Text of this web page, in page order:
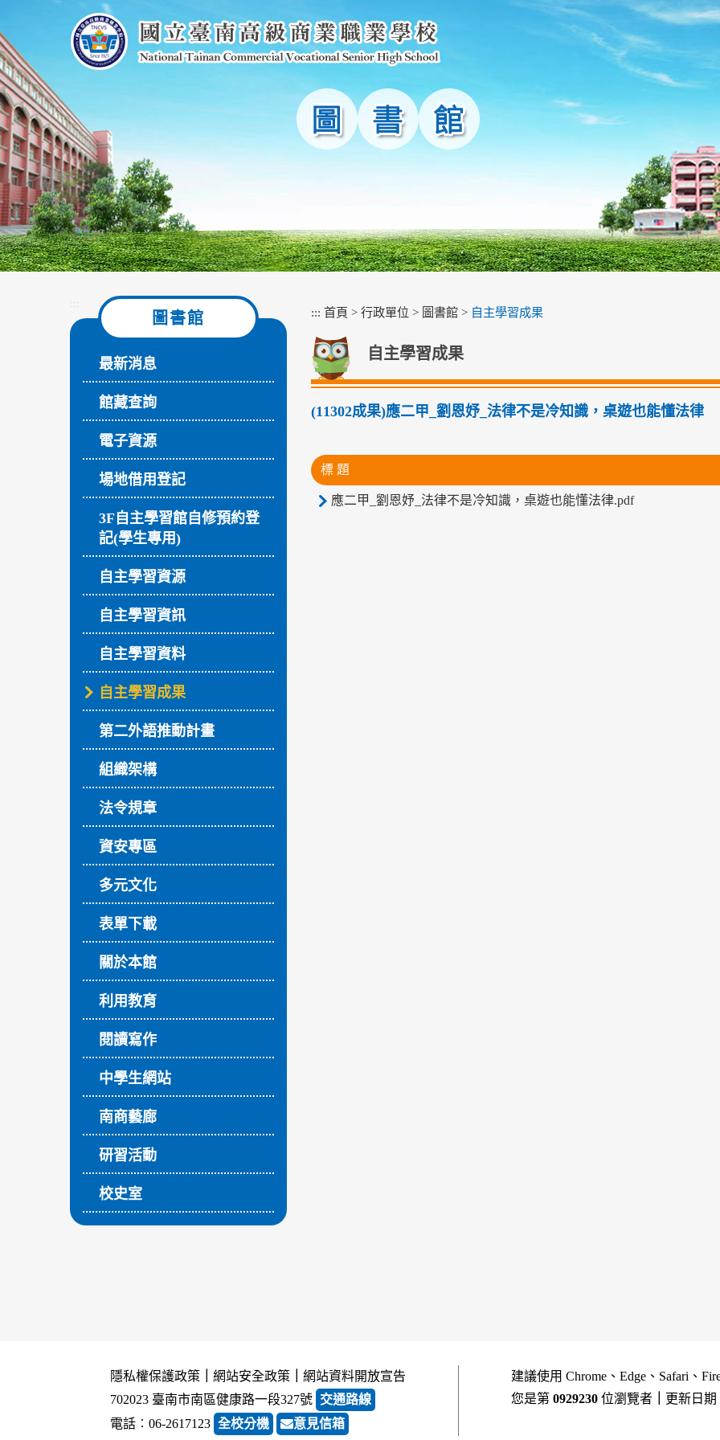
主
要
內
容
區
塊
:::
圖書館
最新消息
館藏查詢
電子資源
場地借用登記
3F自主學習館自修預約登
記(學生專用)
自主學習資源
自主學習資訊
自主學習資料
自主學習成果
第二外語推動計畫
組織架構
法令規章
資安專區
多元文化
表單下載
關於本館
利用教育
閱讀寫作
中學生網站
南商藝廊
研習活動
校史室
::: 首頁 > 行政單位 > 圖書館 > 自主學習成果
自主學習成果
(11302成果)應二甲_劉恩妤_法律不是冷知識，桌遊也能懂法律
標 題
應二甲_劉恩妤_法律不是冷知識，桌遊也能懂法律.pdf
隱私權保護政策 網站安全政策
網站資料開放宣告
702023 臺南市南區健康路一段327號 交通路線
電話︰06-2617123 全校分機 意見信箱
建議使用 Chrome、Edge、Safari、
您是第 0929230 位瀏覽者 更新日期